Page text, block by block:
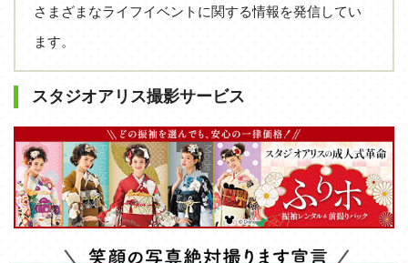
さまざまなライフイベントに関する情報を発信してい
ます。
スタジオアリス撮影サービス